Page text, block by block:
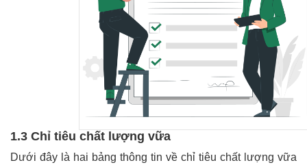
1.3 Chỉ tiêu chất lượng vữa
Dưới đây là hai bảng thông tin về chỉ tiêu chất lượng vữa